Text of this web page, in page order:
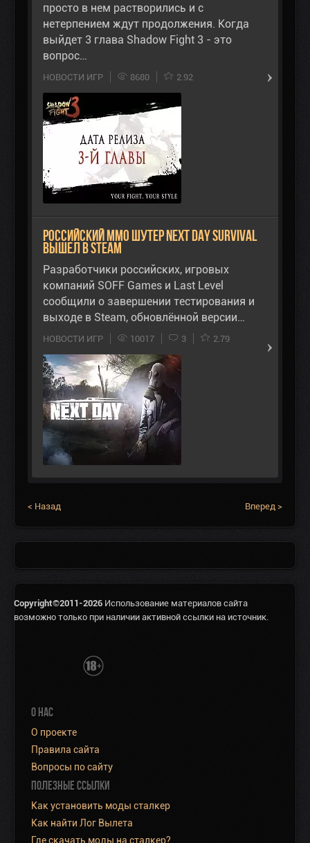
просто в нем растворились и с
нетерпением ждут продолжения. Когда
выйдет 3 глава Shadow Fight 3 - это
вопрос…
НОВОСТИ ИГР 8680 2.92
Российский ММО Шутер Next Day Survival
вышел в Steam
Разработчики российских, игровых
компаний SOFF Games и Last Level
сообщили о завершении тестирования и
выходе в Steam, обновлённой версии…
НОВОСТИ ИГР 10017 3 2.79
< Назад Вперед >
Copyright©2011-2026 Использование материалов сайта
возможно только при наличии активной ссылки на источник.
О НАС
О проекте
Правила сайта
Вопросы по сайту
ПОЛЕЗНЫЕ ССЫЛКИ
Как установить моды сталкер
Как найти Лог Вылета
Где скачать моды на сталкер?